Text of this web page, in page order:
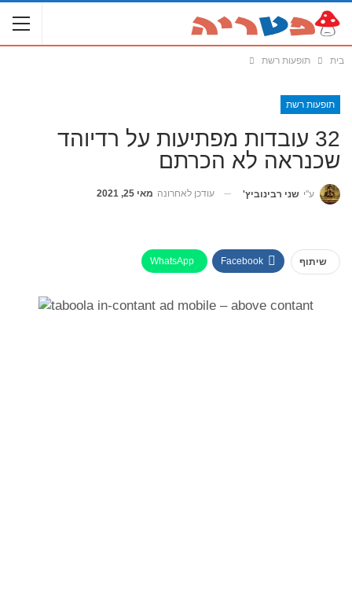
בית תופעות רשת
תופעות רשת
32 עובדות מפתיעות על רדיוהד
שכנראה לא הכרתם
ע"י שני רבינוביץ' עודכן לאחרונה מאי 25, 2021
שיתוף Facebook
WhatsApp